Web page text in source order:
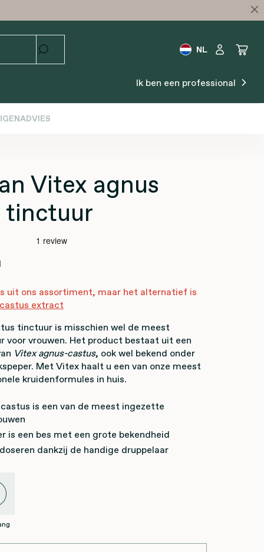
NL
Ik ben een professional
Vitex agnus
tinctuur
uit ons assortiment, maar het alternatief is
extract
tinctuur is misschien wel de meest
voor vrouwen. Het product bestaat uit een
Vitex agnus-castus, ook wel bekend onder
Met Vitex haalt u een van onze meest
kruidenformules in huis.
is een van de meest ingezette
is een bes met een grote bekendheid
dankzij de handige druppelaar